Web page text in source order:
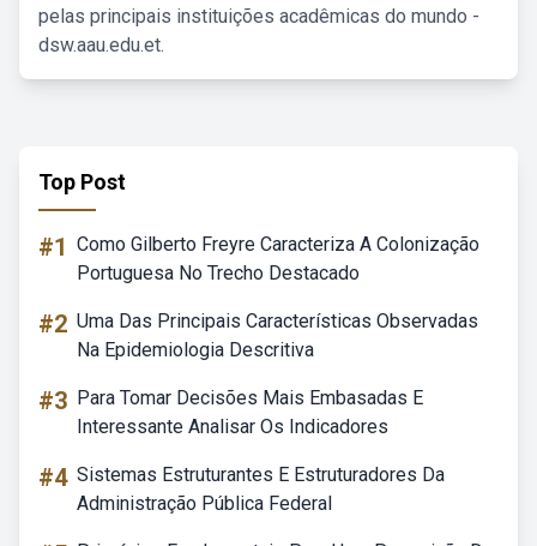
pelas principais instituições acadêmicas do mundo -
dsw.aau.edu.et.
Top Post
#1 Como Gilberto Freyre Caracteriza A Colonização
Portuguesa No Trecho Destacado
#2 Uma Das Principais Características Observadas
Na Epidemiologia Descritiva
#3 Para Tomar Decisões Mais Embasadas E
Interessante Analisar Os Indicadores
#4 Sistemas Estruturantes E Estruturadores Da
Administração Pública Federal